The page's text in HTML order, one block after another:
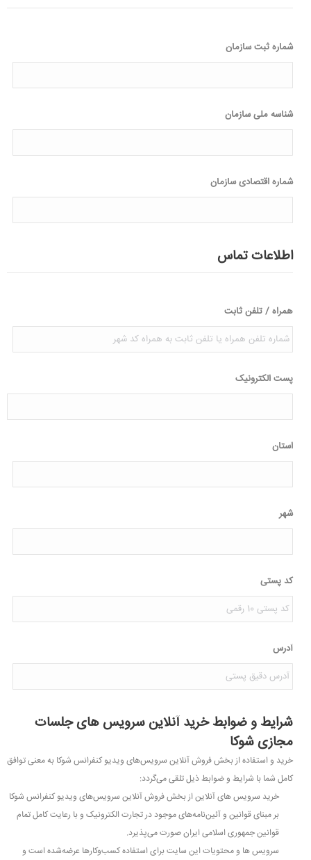
شماره ثبت سازمان
شناسه ملی سازمان
شماره اقتصادی سازمان
اطلاعات تماس
همراه / تلفن ثابت
پست الکترونیک
استان
شهر
کد پستی
آدرس
شرایط و ضوابط خرید آنلاین سرویس های جلسات
مجازی شوکا
خرید و استفاده از بخش فروش آنلاین سرویس‌های ویدیو کنفرانس شوکا به معنی توافق
کامل شما با شرایط و ضوابط ذیل تلقی می‌گردد:
خرید سرویس های آنلاین از بخش فروش آنلاین سرویس‌های ویدیو کنفرانس شوکا
بر مبنای قوانین و آئین‌نامه‌های موجود در تجارت الکترونیک و با رعایت کامل تمام
قوانین جمهوری اسلامی ایران صورت می‌پذیرد.
سرویس ها و محتویات این سایت براى استفاده کسب‌وکارها عرضه‌شده است و